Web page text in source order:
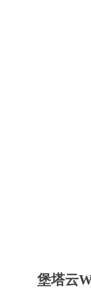
堡塔云